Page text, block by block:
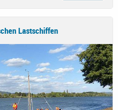
Lastschiffen